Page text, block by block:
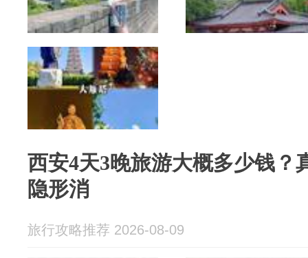
西安4天3晚旅游大概多少钱？
隐形消
旅行攻略推荐 2026-08-09